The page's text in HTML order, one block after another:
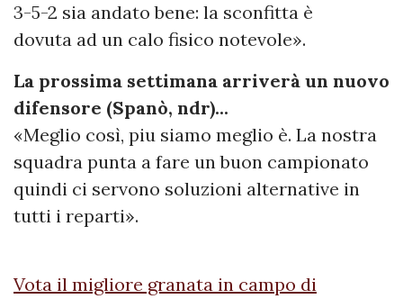
3-5-2 sia andato bene: la sconfitta è
dovuta ad un calo fisico notevole».
La prossima settimana arriverà un nuovo
difensore (Spanò, ndr)...
«Meglio così, piu siamo meglio è. La nostra
squadra punta a fare un buon campionato
quindi ci servono soluzioni alternative in
tutti i reparti».
Vota il migliore granata in campo di